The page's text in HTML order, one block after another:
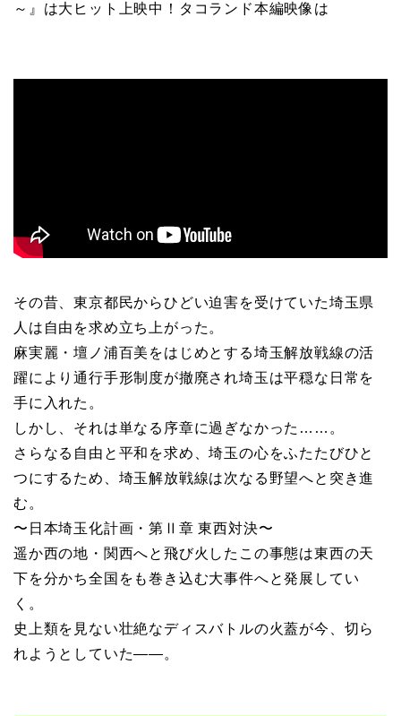
～』は大ヒット上映中！タコランド本編映像は
その昔、東京都民からひどい迫害を受けていた埼玉県
人は自由を求め立ち上がった。
麻実麗・壇ノ浦百美をはじめとする埼玉解放戦線の活
躍により通行手形制度が撤廃され埼玉は平穏な日常を
手に入れた。
しかし、それは単なる序章に過ぎなかった……。
さらなる自由と平和を求め、埼玉の心をふたたびひと
つにするため、埼玉解放戦線は次なる野望へと突き進
む。
〜日本埼玉化計画・第Ⅱ章 東西対決〜
遥か西の地・関西へと飛び火したこの事態は東西の天
下を分かち全国をも巻き込む大事件へと発展してい
く。
史上類を見ない壮絶なディスバトルの火蓋が今、切ら
れようとしていた――。